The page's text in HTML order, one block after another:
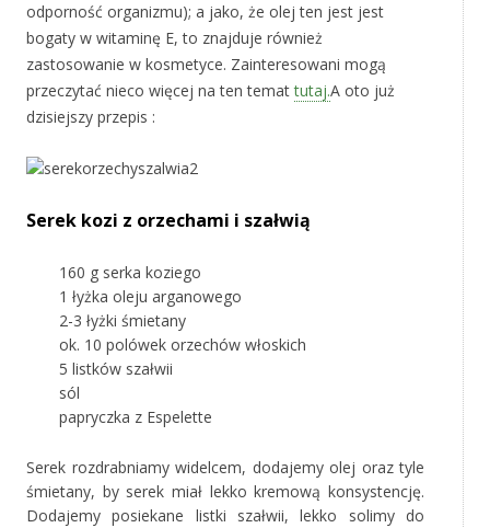
odporność organizmu); a jako, że olej ten jest jest
bogaty w witaminę E, to znajduje również
zastosowanie w kosmetyce. Zainteresowani mogą
przeczytać nieco więcej na ten temattutaj.A oto już
dzisiejszy przepis :
Serek kozi z orzechami i szałwią
160 g serka koziego
1 łyżka oleju arganowego
2-3 łyżki śmietany
ok. 10 polówek orzechów włoskich
5 listków szałwii
sól
papryczka z Espelette
Serek rozdrabniamy widelcem, dodajemy olej oraz tyle
śmietany, by serek miał lekko kremową konsystencję.
Dodajemy posiekane listki szałwii, lekko solimy do